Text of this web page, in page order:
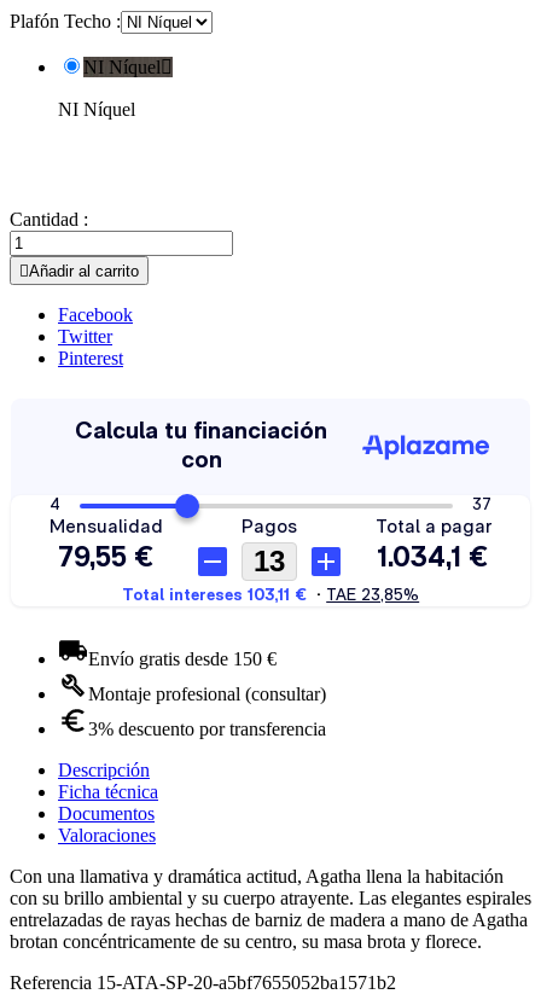
Plafón Techo :
NI Níquel
NI Níquel
Cantidad :
Añadir al carrito
Facebook
Twitter
Pinterest
Envío gratis desde 150 €
Montaje profesional (consultar)
3% descuento por transferencia
Descripción
Ficha técnica
Documentos
Valoraciones
Con una llamativa y dramática actitud, Agatha llena la habitación
con su brillo ambiental y su cuerpo atrayente. Las elegantes espirales
entrelazadas de rayas hechas de barniz de madera a mano de Agatha
brotan concéntricamente de su centro, su masa brota y florece.
Referencia 15-ATA-SP-20-a5bf7655052ba1571b2